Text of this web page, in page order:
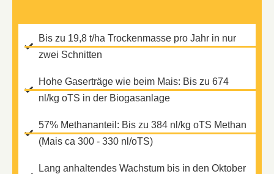
Bis zu 19,8 t/ha Trockenmasse pro Jahr in nur
zwei Schnitten
Hohe Gaserträge wie beim Mais: Bis zu 674
nl/kg oTS in der Biogasanlage
57% Methananteil: Bis zu 384 nl/kg oTS Methan
(Mais ca 300 - 330 nl/oTS)
Lang anhaltendes Wachstum bis in den Oktober